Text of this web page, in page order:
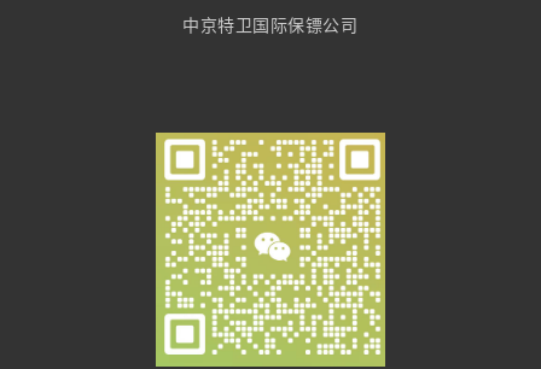
中京特卫国际保镖公司